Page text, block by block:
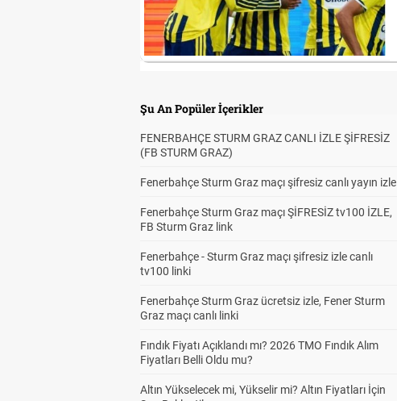
Şu An Popüler İçerikler
FENERBAHÇE STURM GRAZ CANLI İZLE ŞİFRESİZ
(FB STURM GRAZ)
Fenerbahçe Sturm Graz maçı şifresiz canlı yayın izle
Fenerbahçe Sturm Graz maçı ŞİFRESİZ tv100 İZLE,
FB Sturm Graz link
Fenerbahçe - Sturm Graz maçı şifresiz izle canlı
tv100 linki
Fenerbahçe Sturm Graz ücretsiz izle, Fener Sturm
Graz maçı canlı linki
Fındık Fiyatı Açıklandı mı? 2026 TMO Fındık Alım
Fiyatları Belli Oldu mu?
Altın Yükselecek mi, Yükselir mi? Altın Fiyatları İçin